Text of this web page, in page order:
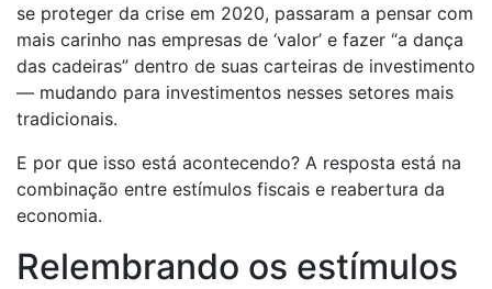
se proteger da crise em 2020, passaram a pensar com
mais carinho nas empresas de ‘valor’ e fazer “a dança
das cadeiras” dentro de suas carteiras de investimento
— mudando para investimentos nesses setores mais
tradicionais.
E por que isso está acontecendo? A resposta está na
combinação entre estímulos fiscais e reabertura da
economia.
Relembrando os estímulos